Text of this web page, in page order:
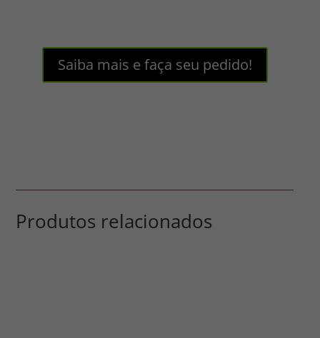
Saiba mais e faça seu pedido!
Produtos relacionados